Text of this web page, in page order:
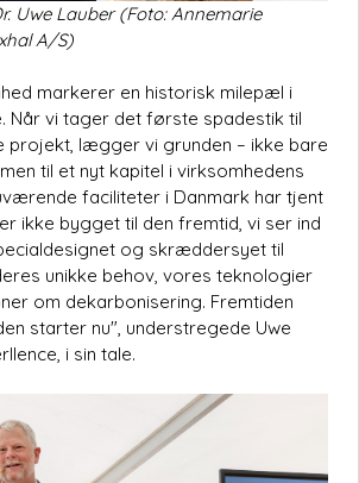
Uwe Lauber (Foto: Annemarie
A/S)
markerer en historisk milepæl i
Når vi tager det første spadestik til
projekt, lægger vi grunden – ikke bare
til et nyt kapitel i virksomhedens
faciliteter i Danmark har tjent
ikke bygget til den fremtid, vi ser ind
og skræddersyet til
unikke behov, vores teknologier
om dekarbonisering. Fremtiden
starter nu", understregede Uwe
i sin tale.